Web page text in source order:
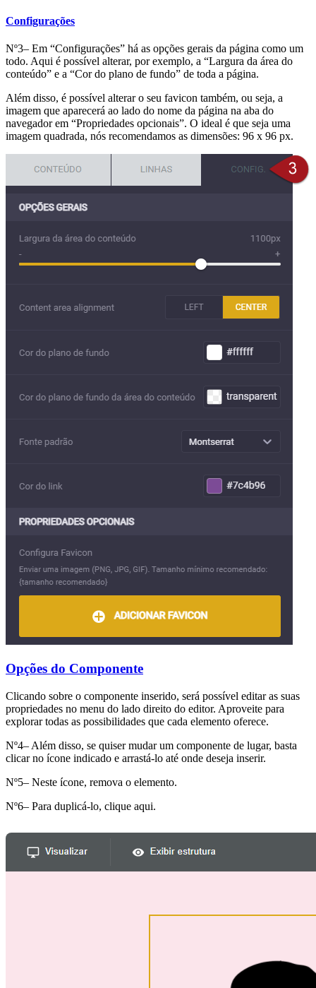
Configurações
Nº3– Em “Configurações” há as opções gerais da página como um
todo. Aqui é possível alterar, por exemplo, a “Largura da área do
conteúdo” e a “Cor do plano de fundo” de toda a página.
Além disso, é possível alterar o seu favicon também, ou seja, a
imagem que aparecerá ao lado do nome da página na aba do
navegador em “Propriedades opcionais”. O ideal é que seja uma
imagem quadrada, nós recomendamos as dimensões: 96 x 96 px.
Opções do Componente
Clicando sobre o componente inserido, será possível editar as suas
propriedades no menu do lado direito do editor. Aproveite para
explorar todas as possibilidades que cada elemento oferece.
Nº4– Além disso, se quiser mudar um componente de lugar, basta
clicar no ícone indicado e arrastá-lo até onde deseja inserir.
Nº5– Neste ícone, remova o elemento.
Nº6– Para duplicá-lo, clique aqui.